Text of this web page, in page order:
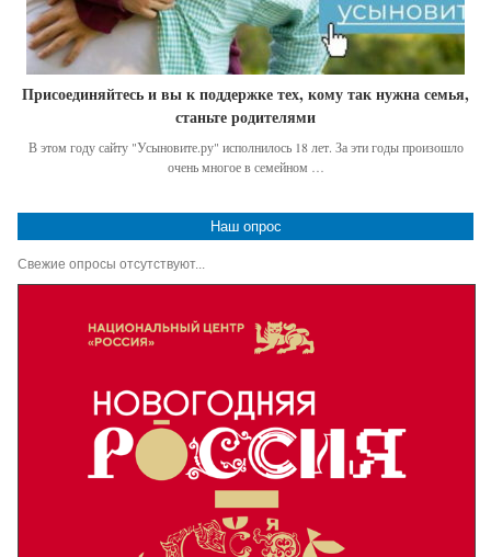
Присоединяйтесь и вы к поддержке тех, кому так нужна семья,
станьте родителями
В этом году сайту "Усыновите.ру" исполнилось 18 лет. За эти годы произошло
очень многое в семейном …
Наш опрос
Свежие опросы отсутствуют...